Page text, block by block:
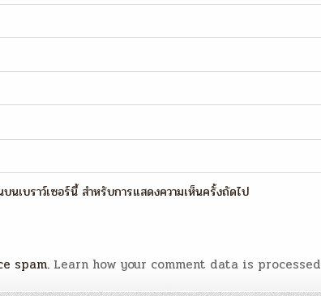
นเบราว์เซอร์นี้ สำหรับการแสดงความเห็นครั้งถัดไป
spam. Learn how your comment data is processed